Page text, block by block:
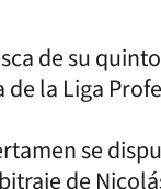
de su
la Liga
se
de